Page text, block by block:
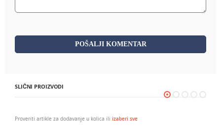
POŠALJI KOMENTAR
SLIČNI PROIZVODI
Proveriti artikle za dodavanje u kolica ili izaberi sve